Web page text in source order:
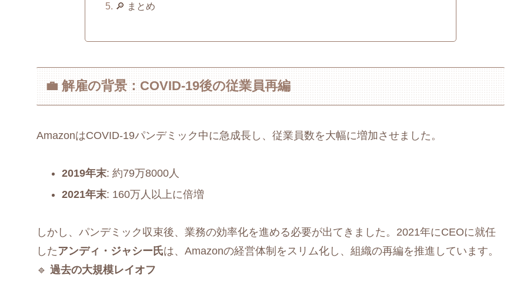
🔎 まとめ
💼 解雇の背景：COVID-19後の従業員再編
AmazonはCOVID-19パンデミック中に急成長し、従業員数を大幅に増加させました。
2019年末: 約79万8000人
2021年末: 160万人以上に倍増
しかし、パンデミック収束後、業務の効率化を進める必要が出てきました。2021年にCEOに就任
したアンディ・ジャシー氏は、Amazonの経営体制をスリム化し、組織の再編を推進しています。
🔹 過去の大規模レイオフ